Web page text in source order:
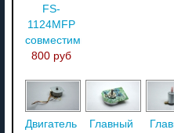
FS-
1124MFP
совместимый
800 руб
Двигатель
Главный